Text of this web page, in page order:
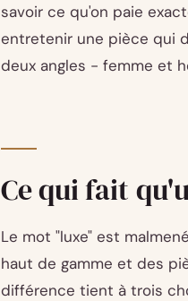
savoir ce qu'on paie
entretenir une pièce qui
deux angles - femme et
Ce qui fait
Le mot "luxe" est
haut de gamme et des
différence tient à trois